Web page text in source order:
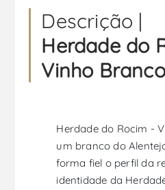
Descrição |
Herdade do
Vinho Branco
Herdade do Rocim -
um branco do
forma fiel o perfil da
identidade da